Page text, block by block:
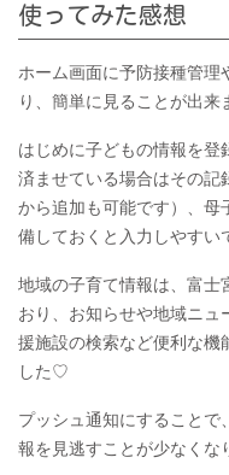
使ってみた感想
ホーム画面に予防接種管理
り、簡単に見ることが出来
はじめに子どもの情報を登
済ませている場合はその記
から追加も可能です）、母
備しておくと入力しやすい
地域の子育て情報は、富士
おり、お知らせや地域ニュ
援施設の検索など便利な機
した♡
プッシュ通知にすることで
報を見逃すことが少なくな